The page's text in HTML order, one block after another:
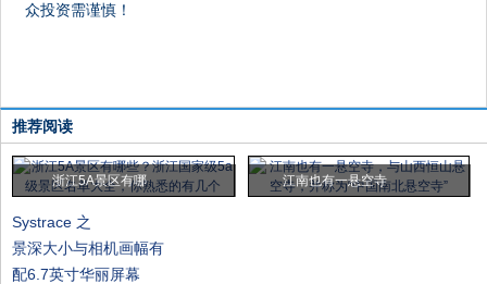
众投资需谨慎！
推荐阅读
浙江5A景区有哪 江南也有一悬空寺
Systrace 之
景深大小与相机画幅有
配6.7英寸华丽屏幕